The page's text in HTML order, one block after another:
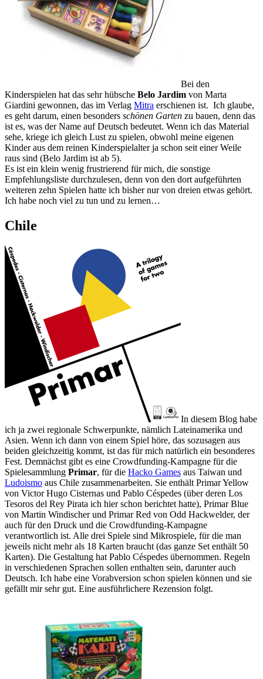
Bei den
Kinderspielen hat das sehr hübsche Belo Jardim von Marta
Giardini gewonnen, das im Verlag Mitra erschienen ist. Ich glaube,
es geht darum, einen besonders schönen Garten zu bauen, denn das
ist es, was der Name auf Deutsch bedeutet. Wenn ich das Material
sehe, kriege ich gleich Lust zu spielen, obwohl meine eigenen
Kinder aus dem reinen Kinderspielalter ja schon seit einer Weile
raus sind (Belo Jardim ist ab 5).
Es ist ein klein wenig frustrierend für mich, die sonstige
Empfehlungsliste durchzulesen, denn von den dort aufgeführten
weiteren zehn Spielen hatte ich bisher nur von dreien etwas gehört.
Ich habe noch viel zu tun und zu lernen…
Chile
In diesem Blog habe
ich ja zwei regionale Schwerpunkte, nämlich Lateinamerika und
Asien. Wenn ich dann von einem Spiel höre, das sozusagen aus
beiden gleichzeitig kommt, ist das für mich natürlich ein besonderes
Fest. Demnächst gibt es eine Crowdfunding-Kampagne für die
Spielesammlung Primar, für die Hacko Games aus Taiwan und
Ludoismo aus Chile zusammenarbeiten. Sie enthält Primar Yellow
von Victor Hugo Cisternas und Pablo Céspedes (über deren Los
Tesoros del Rey Pirata ich hier schon berichtet hatte), Primar Blue
von Martin Windischer und Primar Red von Odd Hackwelder, der
auch für den Druck und die Crowdfunding-Kampagne
verantwortlich ist. Alle drei Spiele sind Mikrospiele, für die man
jeweils nicht mehr als 18 Karten braucht (das ganze Set enthält 50
Karten). Die Gestaltung hat Pablo Céspedes übernommen. Regeln
in verschiedenen Sprachen sollen enthalten sein, darunter auch
Deutsch. Ich habe eine Vorabversion schon spielen können und sie
gefällt mir sehr gut. Eine ausführlichere Rezension folgt.